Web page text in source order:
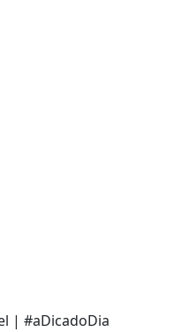
| #aDicadoDia